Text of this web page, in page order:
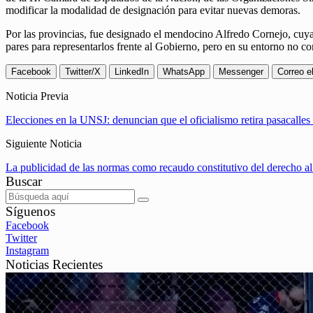
modificar la modalidad de designación para evitar nuevas demoras.
Por las provincias, fue designado el mendocino Alfredo Cornejo,
pares para representarlos frente al Gobierno, pero en su entorno no
Facebook Twitter/X LinkedIn WhatsApp Messenger Correo
Noticia Previa
Elecciones en la UNSJ: denuncian que el oficialismo retira pasacalles
Siguiente Noticia
La publicidad de las normas como recaudo constitutivo del derecho
Buscar
Síguenos
Facebook
Twitter
Instagram
Noticias Recientes